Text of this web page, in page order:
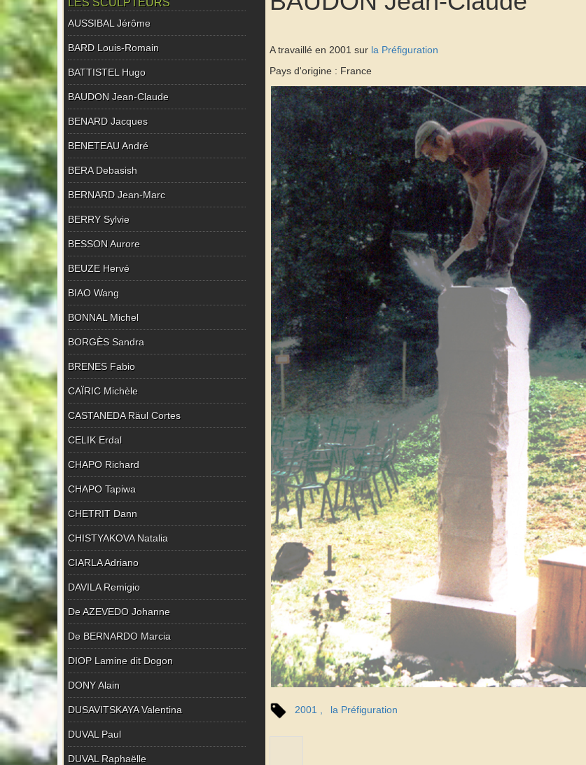
AUSSIBAL Jérôme
BARD Louis-Romain
BATTISTEL Hugo
BAUDON Jean-Claude
BENARD Jacques
BENETEAU André
BERA Debasish
BERNARD Jean-Marc
BERRY Sylvie
BESSON Aurore
BEUZE Hervé
BIAO Wang
BONNAL Michel
BORGÈS Sandra
BRENES Fabio
CAÏRIC Michèle
CASTANEDA Räul Cortes
CELIK Erdal
CHAPO Richard
CHAPO Tapiwa
CHETRIT Dann
CHISTYAKOVA Natalia
CIARLA Adriano
DAVILA Remigio
De AZEVEDO Johanne
De BERNARDO Marcia
DIOP Lamine dit Dogon
DONY Alain
DUSAVITSKAYA Valentina
DUVAL Paul
DUVAL Raphaëlle
A travaillé en 2001 sur la Préfiguration
Pays d'origine : France
2001 la Préfiguration